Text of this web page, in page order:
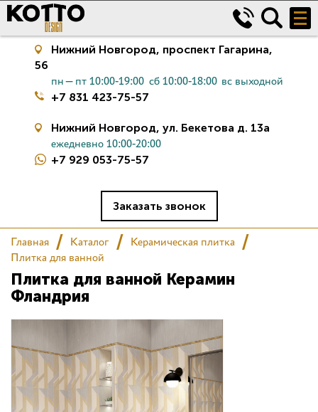
Керамическая плитка
Салон
Сертификаты
Дизайнерам
Комплекс услуг
Контакты
Нижний Новгород, проспект Гагарина,
56
пн—пт 10:00-19:00 сб 10:00-18:00 вс выходной
+7 831 423-75-57
Нижний Новгород, ул. Бекетова д. 13а
ежедневно 10:00-20:00
+7 929 053-75-57
Заказать звонок
Главная Каталог
Керамическая плитка
Плитка для ванной
Плитка для ванной Керамин
Фландрия